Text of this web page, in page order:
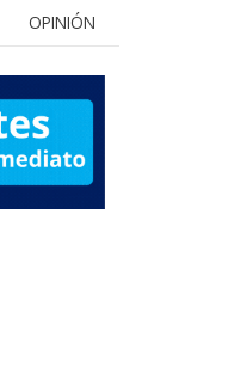
OPINIÓN